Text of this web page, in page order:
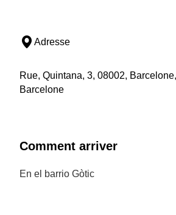
Adresse
Rue, Quintana, 3, 08002,
Barcelone
Comment arriver
En el barrio Gòtic